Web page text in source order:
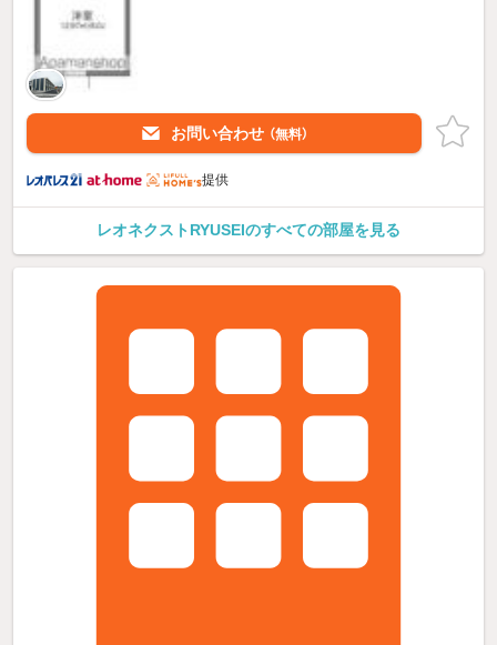
お問い合わせ （無料）
提供
レオネクストRYUSEIのすべての部屋を見る